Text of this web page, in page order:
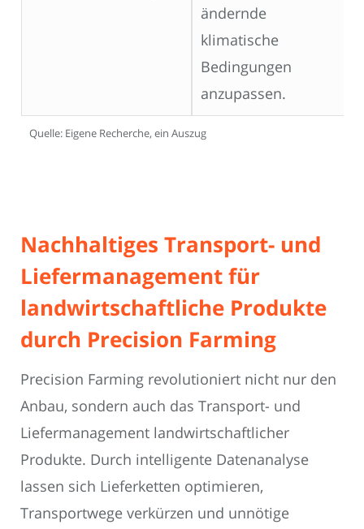
ändernde
klimatische
Bedingungen
anzupassen.
Quelle: Eigene Recherche, ein Auszug
Nachhaltiges Transport- und
Liefermanagement für
landwirtschaftliche Produkte
durch Precision Farming
Precision Farming revolutioniert nicht nur den
Anbau, sondern auch das Transport- und
Liefermanagement landwirtschaftlicher
Produkte. Durch intelligente Datenanalyse
lassen sich Lieferketten optimieren,
Transportwege verkürzen und unnötige